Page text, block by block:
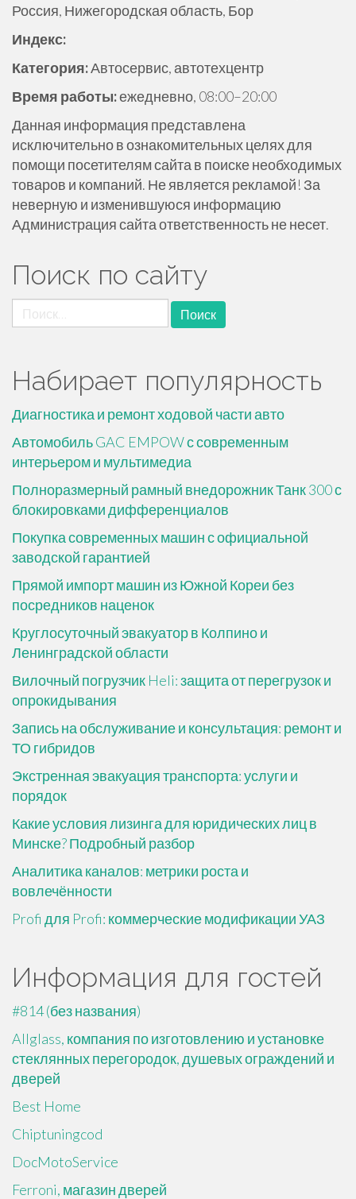
Россия, Нижегородская область, Бор
Индекс:
Категория:Автосервис, автотехцентр
Время работы:ежедневно, 08:00–20:00
Данная информация представлена
исключительно в ознакомительных целях для
помощи посетителям сайта в поиске необходимых
товаров и компаний. Не является рекламой! За
неверную и изменившуюся информацию
Администрация сайта ответственность не несет.
Поиск по сайту
Найти:
Набирает популярность
Диагностика и ремонт ходовой части авто
Автомобиль GAC EMPOW с современным
интерьером и мультимедиа
Полноразмерный рамный внедорожник Танк 300 с
блокировками дифференциалов
Покупка современных машин с официальной
заводской гарантией
Прямой импорт машин из Южной Кореи без
посредников наценок
Круглосуточный эвакуатор в Колпино и
Ленинградской области
Вилочный погрузчик Heli: защита от перегрузок и
опрокидывания
Запись на обслуживание и консультация: ремонт и
ТО гибридов
Экстренная эвакуация транспорта: услуги и
порядок
Какие условия лизинга для юридических лиц в
Минске? Подробный разбор
Аналитика каналов: метрики роста и
вовлечённости
Profi для Profi: коммерческие модификации УАЗ
Информация для гостей
#814 (без названия)
Allglass, компания по изготовлению и установке
стеклянных перегородок, душевых ограждений и
дверей
Best Home
Chiptuningcod
DocMotoService
Ferroni, магазин дверей